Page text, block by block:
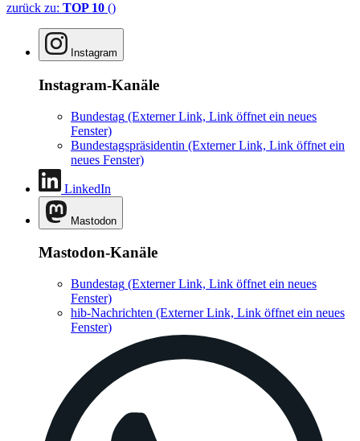
zurück zu: TOP 10 ()
Instagram
Instagram-Kanäle
Bundestag (Externer Link, Link öffnet ein neues
Fenster)
Bundestagspräsidentin (Externer Link, Link öffnet ein
neues Fenster)
LinkedIn
Mastodon
Mastodon-Kanäle
Bundestag (Externer Link, Link öffnet ein neues
Fenster)
hib-Nachrichten (Externer Link, Link öffnet ein neues
Fenster)